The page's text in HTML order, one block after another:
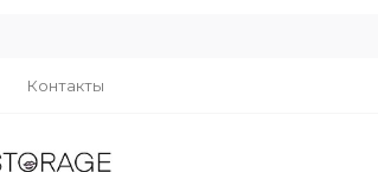
Контакты